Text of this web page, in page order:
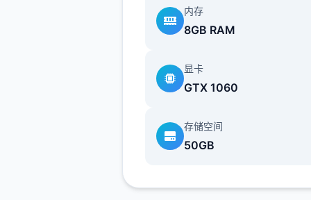
外，也可以通过网盘快速下载
本，享受全CG存档的游戏乐趣
内存
8GB RAM
显卡
GTX 1060
存储空间
50GB